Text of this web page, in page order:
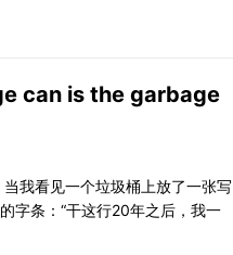
can is the garbage
我看见一个垃圾桶上放了一张写
字条：“干这行20年之后，我一